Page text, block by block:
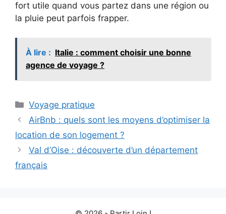
fort utile quand vous partez dans une région ou
la pluie peut parfois frapper.
À lire : Italie : comment choisir une bonne
agence de voyage ?
Catégories
Voyage pratique
AirBnb : quels sont les moyens d’optimiser la
location de son logement ?
Val d’Oise : découverte d’un département
français